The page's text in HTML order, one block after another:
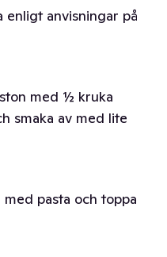
enligt anvisningar på
med ½ kruka
smaka av med lite
pasta och toppa